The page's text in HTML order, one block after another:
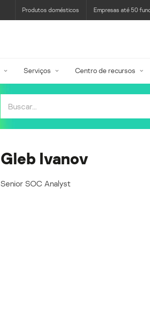
Produtos domésticos Empresas até 50
Serviços Centro de recursos
Gleb Ivanov
Senior SOC Analyst